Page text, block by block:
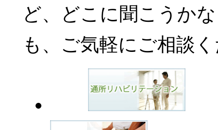
ど、どこに聞こうか
も、ご気軽にご相談